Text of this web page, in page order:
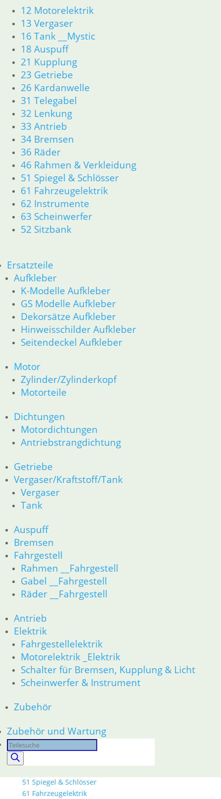
12 Motorelektrik
13 Vergaser
16 Tank __Mystic
18 Auspuff
21 Kupplung
23 Getriebe
26 Kardanwelle
31 Telegabel
32 Lenkung
33 Antrieb
34 Bremsen
36 Räder
46 Rahmen & Verkleidung
51 Spiegel & Schlösser
61 Fahrzeugelektrik
62 Instrumente
63 Scheinwerfer
52 Sitzbank
Ersatzteile
Aufkleber
K-Modelle Aufkleber
GS Modelle Aufkleber
Dekorsätze Aufkleber
Hinweisschilder Aufkleber
Seitendeckel Aufkleber
Motor
Zylinder/Zylinderkopf
Motorteile
Dichtungen
Motordichtungen
Antriebstrangdichtung
Getriebe
Vergaser/Kraftstoff/Tank
Vergaser
Tank
Auspuff
Bremsen
Fahrgestell
Rahmen __Fahrgestell
Gabel __Fahrgestell
Räder __Fahrgestell
Antrieb
Elektrik
Fahrgestellelektrik
Motorelektrik _Elektrik
Schalter für Bremsen, Kupplung & Licht
Scheinwerfer & Instrument
Zubehör
Zubehör und Wartung
Products
search
51 Spiegel & Schlösser __PDR80Basic
52 Sitzbank
61 Fahrzeugelektrik
62 Instrumente
63 Scheinwerfer
R80G/S R65G/S bis R80ST
11 Motor
Dichtungen
Zylinderkopf
Kolben/Kolbenringe
12 Motorelektrik
16 Tank
18 Auspuff
13 Vergaser
21 Kupplung
23 Getriebe
26 Kardanwelle
31 Telegabel
32 Lenkung
33 Antrieb
34 Bremsen
51 Spiegel & Schlösser
61 Fahrzeugelektrik
62 Instrumente
52 Sitzbank
R80GS bis R100GS PD 1990
11 Motor
Dichtungen
12 Motorelektrik
13 Vergaser
16 Tank
21 Kupplung
23 Getriebe
26 Kardanwelle
32 Lenkung
33 Antrieb
34 Bremsen
36 Räder
46 Rahmen & Verkleidung
52 Sitzbank
61 Fahrzeugelektrik
62 Instrumente
63 Scheinwerfer
R80R bis R100R und Mystic
11 Motor
Dichtungen
Zylinderkopf
12 Motorelektrik
13 Vergaser
16 Tank __Mystic
18 Auspuff
21 Kupplung
26 Kardanwelle
32 Lenkung
33 Antrieb
34 Bremsen
51 Spiegel & Schlösser
61 Fahrzeugelektrik